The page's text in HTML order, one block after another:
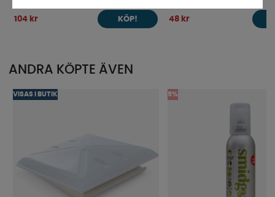
104 kr KÖP! 48 kr
ANDRA KÖPTE ÄVEN
VISAS I BUTIK 5%